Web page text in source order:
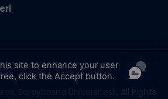
site to enhance your user
click the Accept button.